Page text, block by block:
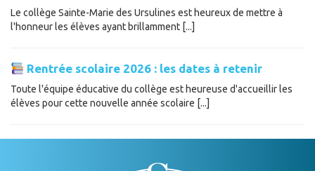
Le collège Sainte-Marie des Ursulines est heureux de mettre à
l'honneur les élèves ayant brillamment [...]
Rentrée scolaire 2026 : les dates à retenir
Toute l'équipe éducative du collège est heureuse d'accueillir les
élèves pour cette nouvelle année scolaire [...]